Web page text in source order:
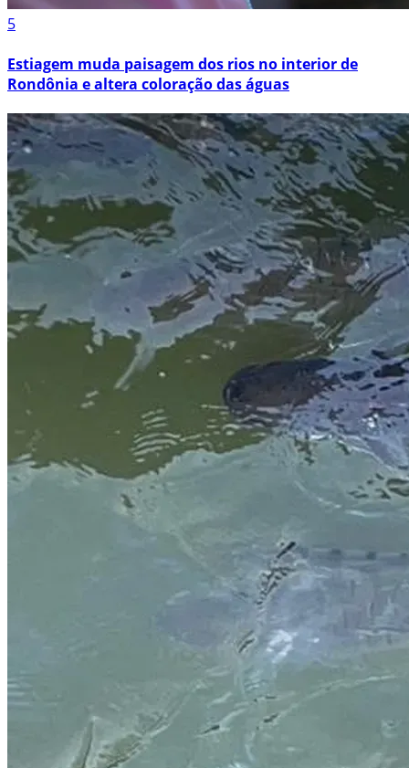
5
Estiagem muda paisagem dos rios no interior de
Rondônia e altera coloração das águas